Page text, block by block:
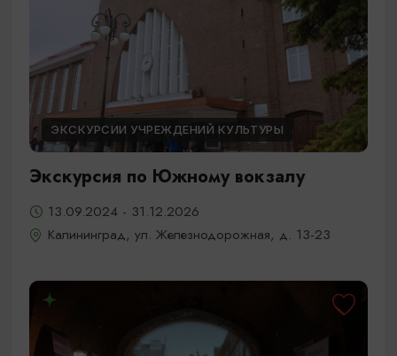
ЭКСКУРСИИ УЧРЕЖДЕНИЙ КУЛЬТУРЫ
Экскурсия по Южному вокзалу
13.09.2024 - 31.12.2026
Калининград, ул. Железнодорожная, д. 13-23